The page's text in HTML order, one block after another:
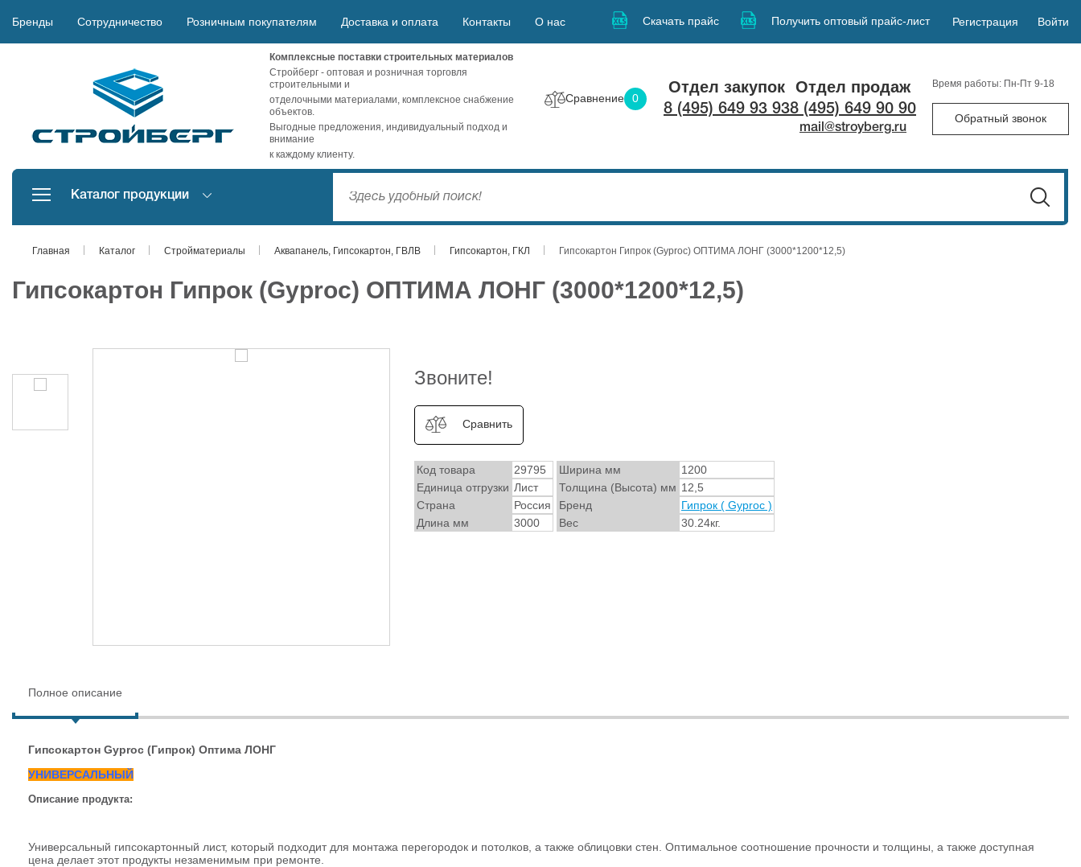
Бренды Сотрудничество Розничным покупателям Доставка и оплата Контакты О нас Скачать прайс Получить оптовый прайс-лист Регистрация Войти
Комплексные поставки строительных материалов
Стройберг - оптовая и розничная торговля
строительными и
отделочными материалами, комплексное снабжение
объектов.
Выгодные предложения, индивидуальный подход и
внимание
к каждому клиенту.
Сравнение 0
Отдел закупок
8 (495) 649 93 93
Отдел продаж
8 (495) 649 90 90
mail@stroyberg.ru
Время работы: Пн-Пт 9-18
Обратный звонок
Каталог продукции
Главная Каталог Стройматериалы Аквапанель, Гипсокартон, ГВЛВ Гипсокартон, ГКЛ Гипсокартон Гипрок (Gyproc) ОПТИМА ЛОНГ (3000*1200*12,5)
Гипсокартон Гипрок (Gyproc) ОПТИМА ЛОНГ (3000*1200*12,5)
Звоните!
Сравнить
Код товара 29795 Ширина мм
1200
Единица отгрузки Лист Толщина (Высота) мм 12,5
Страна
Россия Бренд
Гипрок ( Gyproc )
Длина мм
3000 Вес 30.24кг.
Полное описание
Гипсокартон Gyproc (Гипрок) Оптима ЛОНГ
УНИВЕРСАЛЬНЫЙ
Описание продукта:
Универсальный гипсокартонный лист, который подходит для монтажа перегородок и потолков, а также облицовки стен. Оптимальное соотношение прочности и толщины, а также доступная
цена делает этот продукты незаменимым при ремонте.